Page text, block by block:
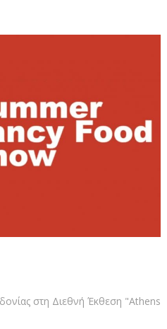
στη Διεθνή Έκθεση "Athens